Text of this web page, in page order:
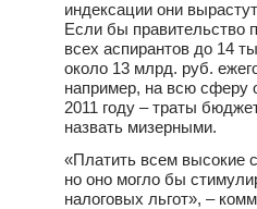
индексации они
Если бы правительство
всех аспирантов до 14
около 13 млрд. руб.
например, на всю сферу
2011 году – траты
назвать мизерными.
«Платить всем высокие
но оно могло бы
налоговых льгот», –